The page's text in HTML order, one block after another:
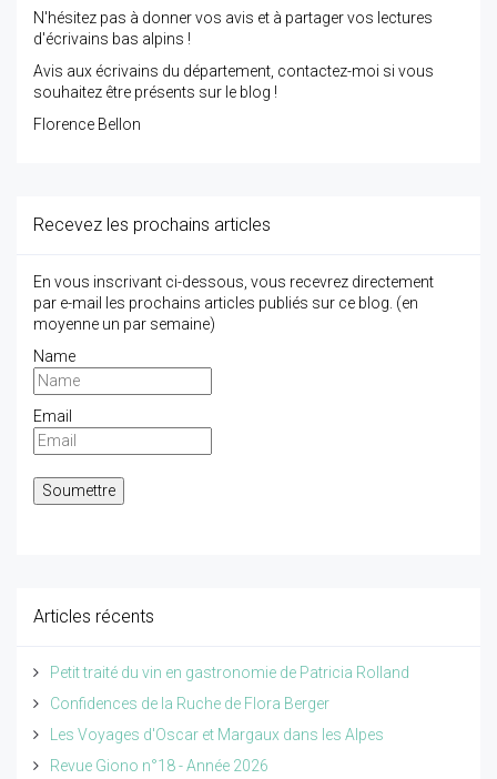
N'hésitez pas à donner vos avis et à partager vos lectures
d'écrivains bas alpins !
Avis aux écrivains du département, contactez-moi si vous
souhaitez être présents sur le blog !
Florence Bellon
Recevez les prochains articles
En vous inscrivant ci-dessous, vous recevrez directement
par e-mail les prochains articles publiés sur ce blog. (en
moyenne un par semaine)
Name
Email
Articles récents
Petit traité du vin en gastronomie de Patricia Rolland
Confidences de la Ruche de Flora Berger
Les Voyages d'Oscar et Margaux dans les Alpes
Revue Giono n°18 - Année 2026